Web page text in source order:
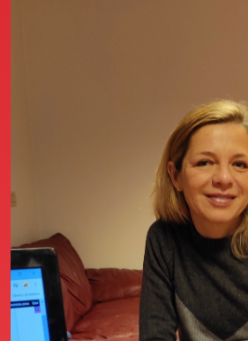
Agenzia matrimoniale Club di Più
Il libro Donna di Cuori
Quanto costa Club di Più
Love Academy
Domande Frequenti
Impegno Sociale
Le nostre sedi